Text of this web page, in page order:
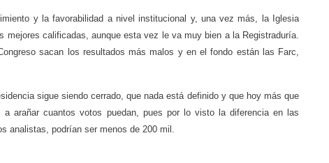
y la favorabilidad a nivel institucional y, una vez más, la Iglesia
mejores calificadas, aunque esta vez le va muy bien a la Registraduría.
sacan los resultados más malos y en el fondo están las Farc,
sigue siendo cerrado, que nada está definido y que hoy más que
a arañar cuantos votos puedan, pues por lo visto la diferencia en las
analistas, podrían ser menos de 200 mil.